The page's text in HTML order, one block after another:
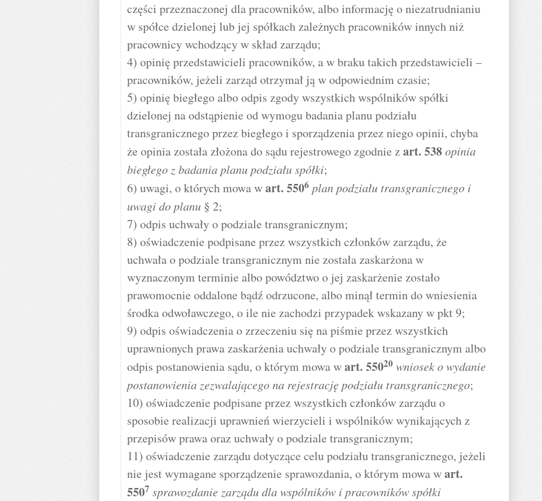
części przeznaczonej dla pracowników, albo informację o niezatrudnianiu
w spółce dzielonej lub jej spółkach zależnych pracowników innych niż
pracownicy wchodzący w skład zarządu;
4) opinię przedstawicieli pracowników, a w braku takich przedstawicieli –
pracowników, jeżeli zarząd otrzymał ją w odpowiednim czasie;
5) opinię biegłego albo odpis zgody wszystkich wspólników spółki
dzielonej na odstąpienie od wymogu badania planu podziału
transgranicznego przez biegłego i sporządzenia przez niego opinii, chyba
że opinia została złożona do sądu rejestrowego zgodnie zart. 538opinia
biegłego z badania planu podziału spółki;
6) uwagi, o których mowa wart. 5506 plan podziału transgranicznego i
uwagi do planu § 2;
7) odpis uchwały o podziale transgranicznym;
8) oświadczenie podpisane przez wszystkich członków zarządu, że
uchwała o podziale transgranicznym nie została zaskarżona w
wyznaczonym terminie albo powództwo o jej zaskarżenie zostało
prawomocnie oddalone bądź odrzucone, albo minął termin do wniesienia
środka odwoławczego, o ile nie zachodzi przypadek wskazany w pkt 9;
9) odpis oświadczenia o zrzeczeniu się na piśmie przez wszystkich
uprawnionych prawa zaskarżenia uchwały o podziale transgranicznym albo
odpis postanowienia sądu, o którym mowa wart. 55020 wniosek o wydanie
postanowienia zezwalającego na rejestrację podziału transgranicznego;
10) oświadczenie podpisane przez wszystkich członków zarządu o
sposobie realizacji uprawnień wierzycieli i wspólników wynikających z
przepisów prawa oraz uchwały o podziale transgranicznym;
11) oświadczenie zarządu dotyczące celu podziału transgranicznego, jeżeli
nie jest wymagane sporządzenie sprawozdania, o którym mowa wart.
5507 sprawozdanie zarządu dla wspólników i pracowników spółki